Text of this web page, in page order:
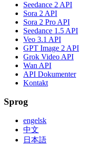
Seedance 2 API
Sora 2 API
Sora 2 Pro API
Seedance 1.5 API
Veo 3.1 API
GPT Image 2 API
Grok Video API
Wan API
API Dokumenter
Kontakt
Sprog
engelsk
中文
日本語